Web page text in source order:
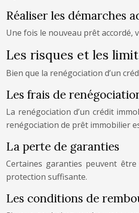
Réaliser les démarches
Une fois le nouveau prêt accordé,
Les risques et les
Bien que la renégociation d’un
Les frais de
La renégociation d’un crédit
renégociation de prêt immobilier
La perte de garanties
Certaines garanties peuvent
protection suffisante.
Les conditions de